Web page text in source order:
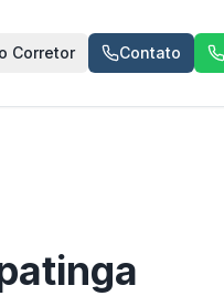
Corretor Contato